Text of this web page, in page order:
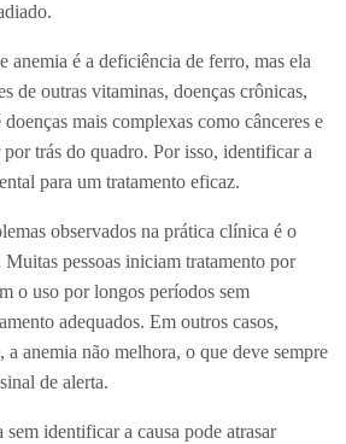
anemia é a deficiência de ferro, mas ela
de outras vitaminas, doenças crônicas,
doenças mais complexas como cânceres e
por trás do quadro. Por isso, identificar a
para um tratamento eficaz.
observados na prática clínica é o
pessoas iniciam tratamento por
o uso por longos períodos sem
adequados. Em outros casos,
a anemia não melhora, o que deve sempre
de alerta.
sem identificar a causa pode atrasar